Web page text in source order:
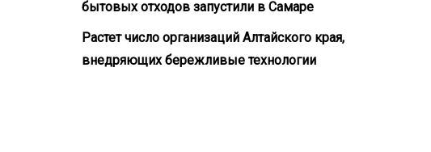
бытовых отходов запустили в Самаре
Растет число организаций Алтайского края,
внедряющих бережливые технологии